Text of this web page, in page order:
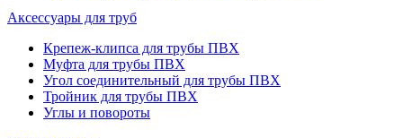
Аксессуары для труб
Крепеж-клипса для трубы ПВХ
Муфта для трубы ПВХ
Угол соединительный для трубы ПВХ
Тройник для трубы ПВХ
Углы и повороты